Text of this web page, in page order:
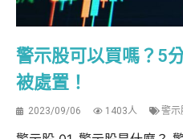
警示股可以買嗎？5
被處置！
2023/09/06 1403人 警示